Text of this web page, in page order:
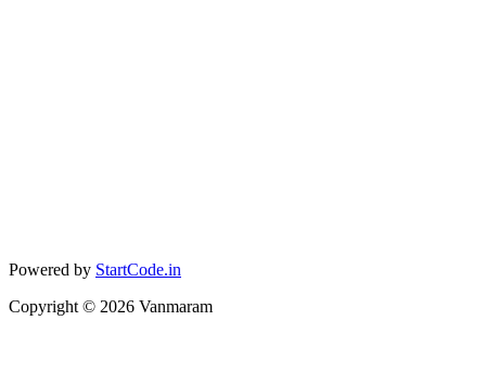
Powered by StartCode.in
Copyright © 2026 Vanmaram